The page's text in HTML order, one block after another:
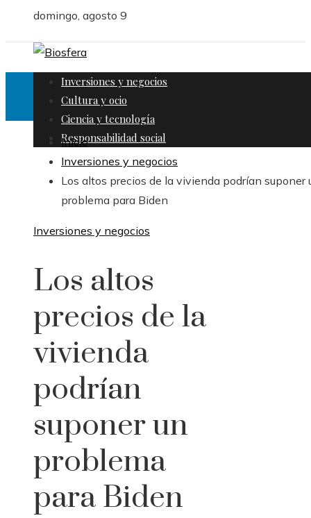
domingo, agosto 9
Inversiones y negocios
Cultura y ocio
Ciencia y tecnología
Responsabilidad social
Inicio
Inversiones y negocios
Los altos precios de la vivienda podrían suponer
problema para Biden
Inversiones y negocios
Los altos
precios de la
vivienda
podrían
suponer un
problema
para Biden